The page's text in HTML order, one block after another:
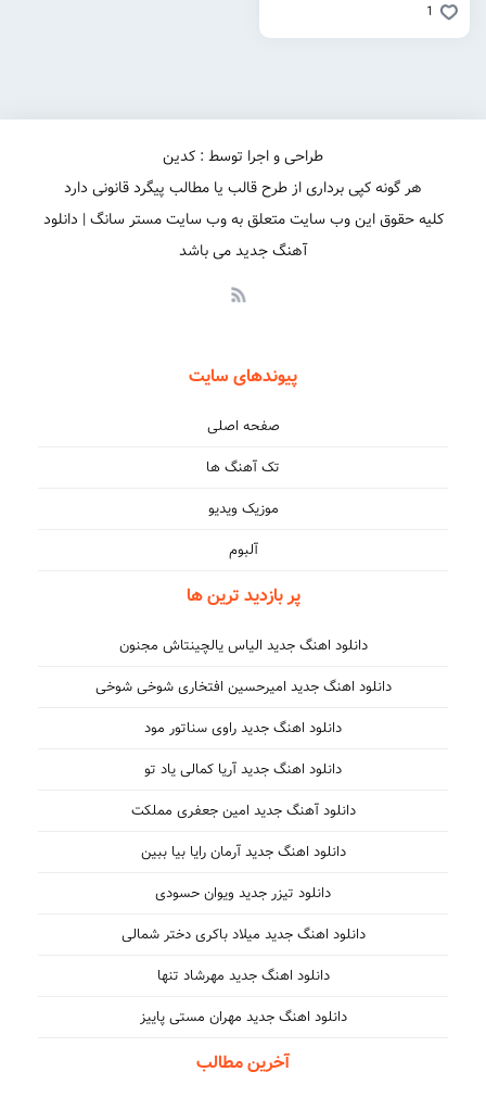
1
طراحی و اجرا توسط : کدین
هر گونه کپی برداری از طرح قالب یا مطالب پیگرد قانونی دارد
کلیه حقوق این وب سایت متعلق به وب سایت مستر سانگ | دانلود
آهنگ جدید می باشد
پیوندهای سایت
صفحه اصلی
تک آهنگ ها
موزیک ویدیو
آلبوم
پر بازدید ترین ها
دانلود اهنگ جدید الیاس یالچینتاش مجنون
دانلود اهنگ جدید امیرحسین افتخاری شوخی شوخی
دانلود اهنگ جدید راوی سناتور مود
دانلود اهنگ جدید آریا کمالی یاد تو
دانلود آهنگ جدید امین جعفری مملکت
دانلود اهنگ جدید آرمان رایا بیا ببین
دانلود تیزر جدید ویوان حسودی
دانلود اهنگ جدید میلاد باکری دختر شمالی
دانلود اهنگ جدید مهرشاد تنها
دانلود اهنگ جدید مهران مستی پاییز
آخرین مطالب